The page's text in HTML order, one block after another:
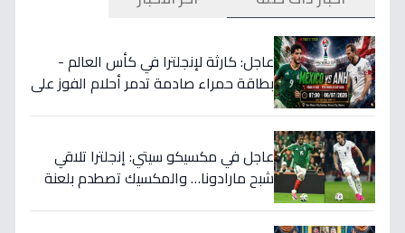
عاجل: كارثة لإنجلترا في كأس العالم -
بطاقة حمراء صادمة تدمر أحلام الفوز على
عاجل في مكسيكو سيتي: إنجلترا تلاقي
شبح مارادونا… والمكسيك تصطدم بلعنة